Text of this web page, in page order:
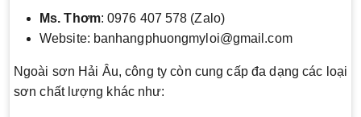
Ms. Thơm: 0976 407 578 (Zalo)
Website: banhangphuongmyloi@gmail.com
Ngoài sơn Hải Âu, công ty còn cung cấp đa dạng các loại
sơn chất lượng khác như: